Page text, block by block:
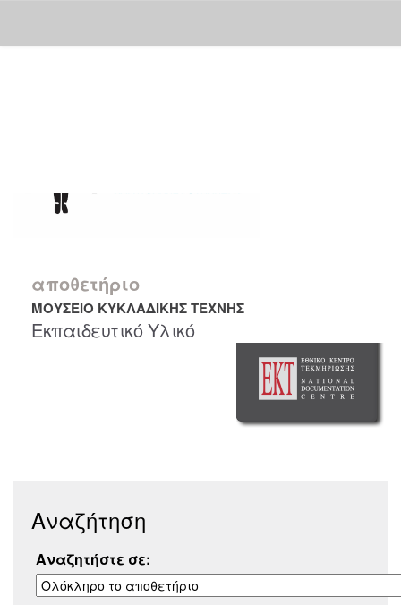
αποθετήριο
ΜΟΥΣΕΙΟ ΚΥΚΛΑΔΙΚΗΣ ΤΕΧΝΗΣ
Εκπαιδευτικό Υλικό
Αναζήτηση
Αναζητήστε σε: